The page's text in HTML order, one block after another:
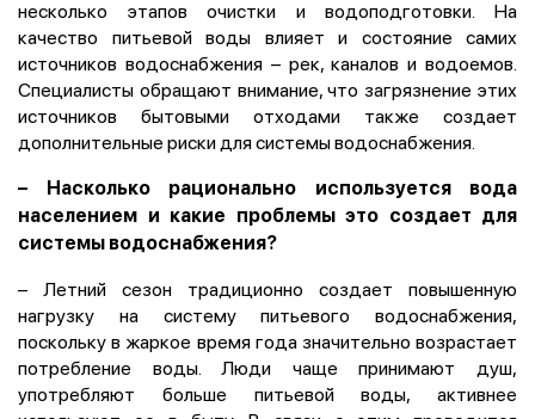
несколько этапов очистки и водоподготовки. На
качество питьевой воды влияет и состояние самих
источников водоснабжения – рек, каналов и водоемов.
Специалисты обращают внимание, что загрязнение этих
источников бытовыми отходами также создает
дополнительные риски для системы водоснабжения.
– Насколько рационально используется вода
населением и какие проблемы это создает для
системы водоснабжения?
– Летний сезон традиционно создает повышенную
нагрузку на систему питьевого водоснабжения,
поскольку в жаркое время года значительно возрастает
потребление воды. Люди чаще принимают душ,
употребляют больше питьевой воды, активнее